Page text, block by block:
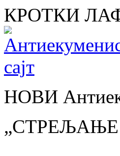
КРОТКИ
НОВИ
„СТРЕЉАЊЕ